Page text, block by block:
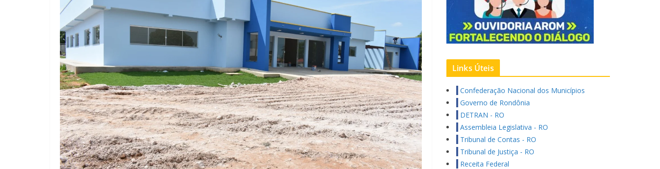
Links Úteis
Confederação Nacional dos Municípios
Governo de Rondônia
DETRAN - RO
Assembleia Legislativa - RO
Tribunal de Contas - RO
Tribunal de Justiça - RO
Receita Federal